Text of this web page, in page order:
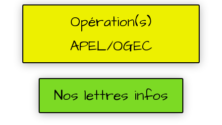
Opération(s)
APEL/OGEC
Nos lettres infos